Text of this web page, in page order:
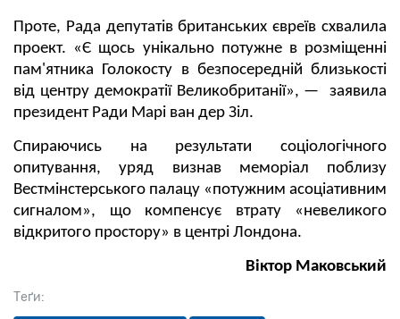
Теґи:
Проте, Рада депутатів британських євреїв схвалила
проект. «Є щось унікально потужне в розміщенні
пам'ятника Голокосту в безпосередній близькості
від центру демократії Великобританії», — заявила
президент Ради Марі ван дер Зіл.
Спираючись на результати соціологічного
опитування, уряд визнав меморіал поблизу
Вестмінстерського палацу «потужним асоціативним
сигналом», що компенсує втрату «невеликого
відкритого простору» в центрі Лондона.
Віктор Маковський